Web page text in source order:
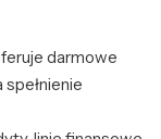
darmowe